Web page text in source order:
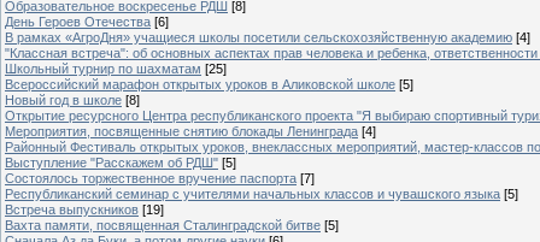
Образовательное воскресенье РДШ [8]
День Героев Отечества [6]
В рамках «АгроДня» учащиеся школы посетили сельскохозяйственную академию [4]
"Классная встреча": об основных аспектах прав человека и ребенка,
Школьный турнир по шахматам [25]
Всероссийский марафон открытых уроков в Аликовской школе [5]
Новый год в школе [8]
Открытие ресурсного Центра республиканского проекта "Я выбираю спортивный
Мероприятия, посвященные снятию блокады Ленинграда [4]
Районный Фестиваль открытых уроков, внеклассных мероприятий, мастер-классов
Выступление "Расскажем об РДШ" [5]
Состоялось торжественное вручение паспорта [7]
Республиканский семинар с учителями начальных классов и чувашского языка [5]
Встреча выпускников [19]
Вахта памяти, посвященная Сталинградской битве [5]